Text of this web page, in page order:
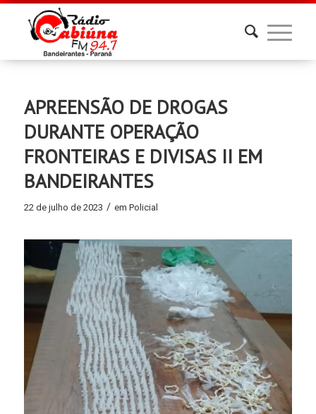
APREENSÃO DE DROGAS
DURANTE OPERAÇÃO
FRONTEIRAS E DIVISAS II EM
BANDEIRANTES
22 de julho de 2023 / em Policial